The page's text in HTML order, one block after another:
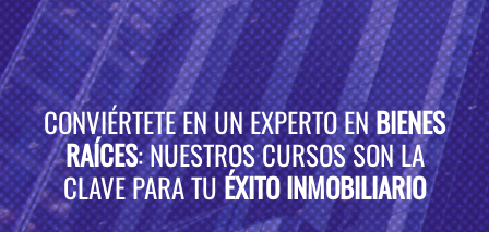
CONVIÉRTETE EN UN EXPERTO ENBIENES
RAÍCES: NUESTROS CURSOS SON LA
CLAVE PARA TUÉXITO INMOBILIARIO